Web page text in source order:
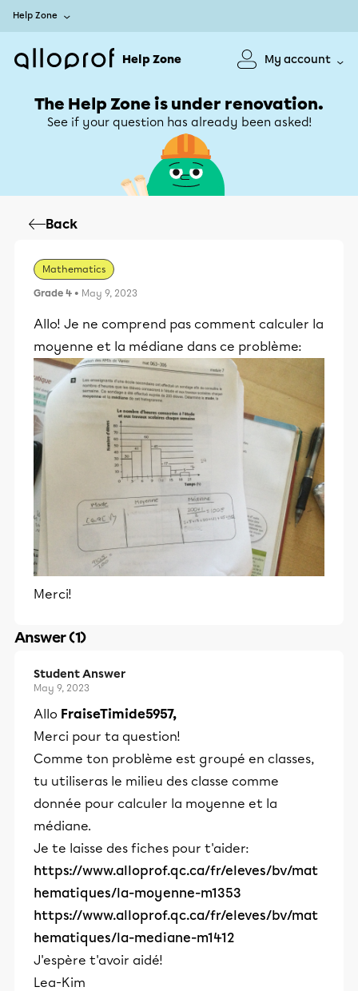
Help Zone
Help Zone My account
The Help Zone is under renovation.
See if your question has already been asked!
Back
Mathematics
Grade 4 • May 9, 2023
Allo! Je ne comprend pas comment calculer la
moyenne et la médiane dans ce problème:
Merci!
Answer (1)
Student Answer
May 9, 2023
Allo FraiseTimide5957,
Merci pour ta question!
Comme ton problème est groupé en classes,
tu utiliseras le milieu des classe comme
donnée pour calculer la moyenne et la
médiane.
Je te laisse des fiches pour t'aider:
https://www.alloprof.qc.ca/fr/eleves/bv/mat
hematiques/la-moyenne-m1353
https://www.alloprof.qc.ca/fr/eleves/bv/mat
hematiques/la-mediane-m1412
J'espère t'avoir aidé!
Lea-Kim